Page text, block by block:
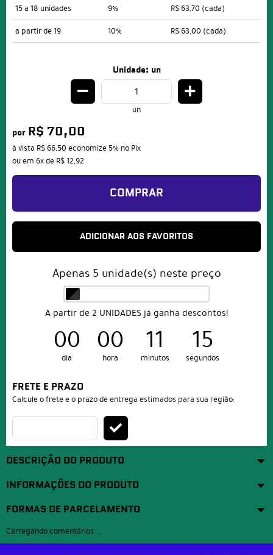
15 a 18 unidades
9% R$ 63,70 (cada)
a partir de 19
10% R$ 63,00 (cada)
Unidade: un
un
por R$ 70,00
à vista R$ 66,50 economize 5% no Pix
ou em 6xde R$ 12,92
COMPRAR
ADICIONAR AOS FAVORITOS
Apenas 5 unidade(s) neste preço
A partir de 2 UNIDADES já ganha descontos!
00
dia
00
hora
11
minutos
15
segundos
FRETE E PRAZO
Calcule o frete e o prazo de entrega estimados para sua região:
DESCRIÇÃO DO PRODUTO
INFORMAÇÕES DO PRODUTO
FORMAS DE PARCELAMENTO
Carregando comentários ...